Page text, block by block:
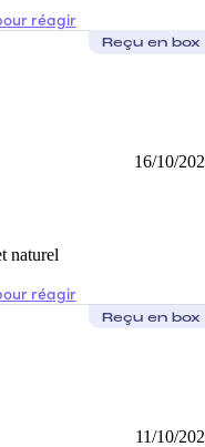
réagir
Reçu en box
16/10/
naturel
réagir
Reçu en box
11/10/